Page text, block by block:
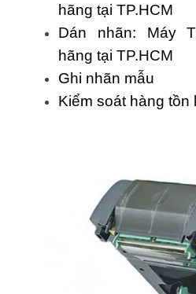
hãng tại TP.HCM
Dán nhãn: Máy
hãng tại TP.HCM
Ghi nhãn mẫu
Kiểm soát hàng tồn